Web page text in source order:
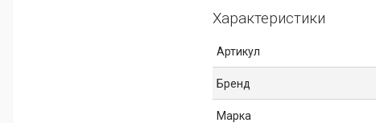
Характеристики
Артикул
Бренд
Марка